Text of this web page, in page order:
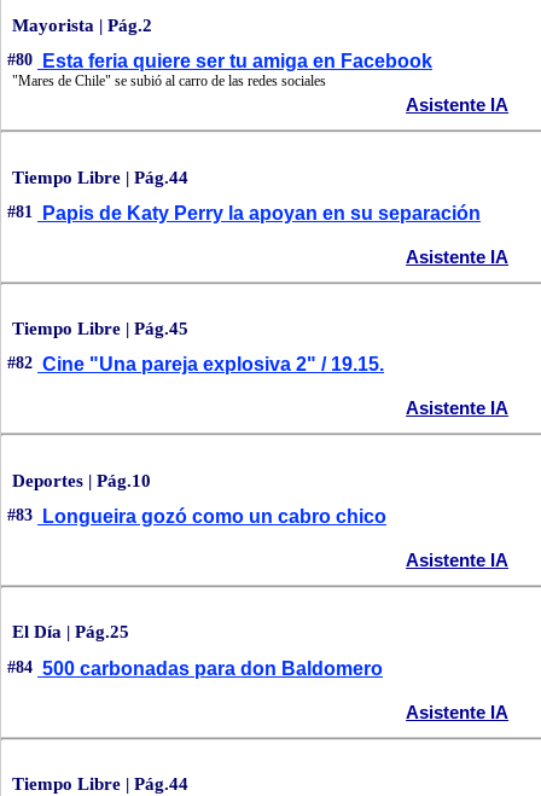
Mayorista | Pág.2
#80 Esta feria quiere ser tu amiga en Facebook
"Mares de Chile" se subió al carro de las redes sociales
Asistente IA
Tiempo Libre | Pág.44
#81 Papis de Katy Perry la apoyan en su separación
Asistente IA
Tiempo Libre | Pág.45
#82 Cine "Una pareja explosiva 2" / 19.15.
Asistente IA
Deportes | Pág.10
#83 Longueira gozó como un cabro chico
Asistente IA
El Día | Pág.25
#84 500 carbonadas para don Baldomero
Asistente IA
Tiempo Libre | Pág.44